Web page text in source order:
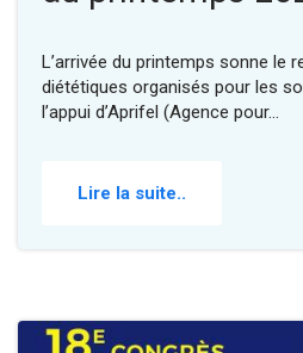
L’arrivée du printemps sonne le
diététiques organisés pour les
l’appui d’Aprifel (Agence pour…
Lire la suite..